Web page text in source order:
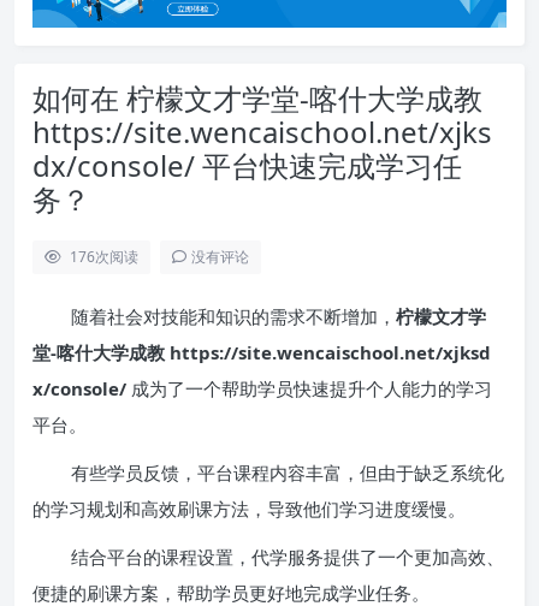
如何在 柠檬文才学堂-喀什大学成教
https://site.wencaischool.net/xjks
dx/console/ 平台快速完成学习任
务？
176次阅读 没有评论
随着社会对技能和知识的需求不断增加， 柠檬文才学
堂-喀什大学成教 https://site.wencaischool.net/xjksd
x/console/ 成为了一个帮助学员快速提升个人能力的学习
平台。
有些学员反馈，平台课程内容丰富，但由于缺乏系统化
的学习规划和高效刷课方法，导致他们学习进度缓慢。
结合平台的课程设置，代学服务提供了一个更加高效、
便捷的刷课方案，帮助学员更好地完成学业任务。